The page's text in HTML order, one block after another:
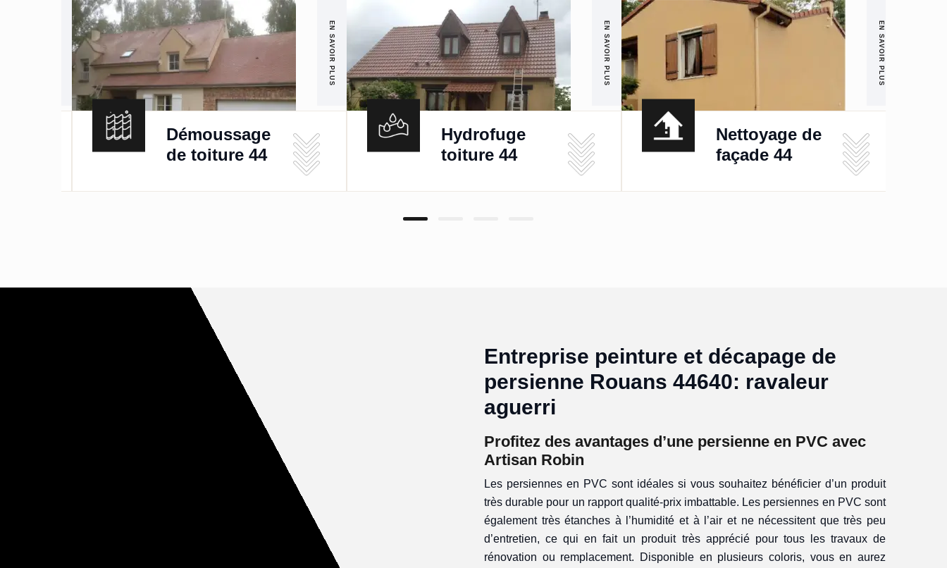
EN SAVOIR PLUS
Démoussage
de toiture 44
EN SAVOIR PLUS
Hydrofuge
toiture 44
EN SAVOIR PLUS
Nettoyage de
façade 44
Entreprise peinture et décapage de
persienne Rouans 44640: ravaleur
aguerri
Profitez des avantages d’une persienne en PVC avec
Artisan Robin
Les persiennes en PVC sont idéales si vous souhaitez bénéficier d’un produit
très durable pour un rapport qualité-prix imbattable. Les persiennes en PVC sont
également très étanches à l’humidité et à l’air et ne nécessitent que très peu
d’entretien, ce qui en fait un produit très apprécié pour tous les travaux de
rénovation ou remplacement. Disponible en plusieurs coloris, vous en aurez